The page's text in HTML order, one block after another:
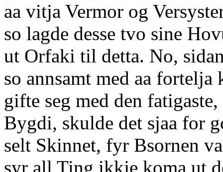
aa vitja Vermor og
so lagde desse tvo sine
ut Orfaki til detta. No,
so annsamt med aa fortelja
gifte seg med den
Bygdi, skulde det sjaa for
selt Skinnet, fyr Bsornen
syr all Ting ikkje koma ut